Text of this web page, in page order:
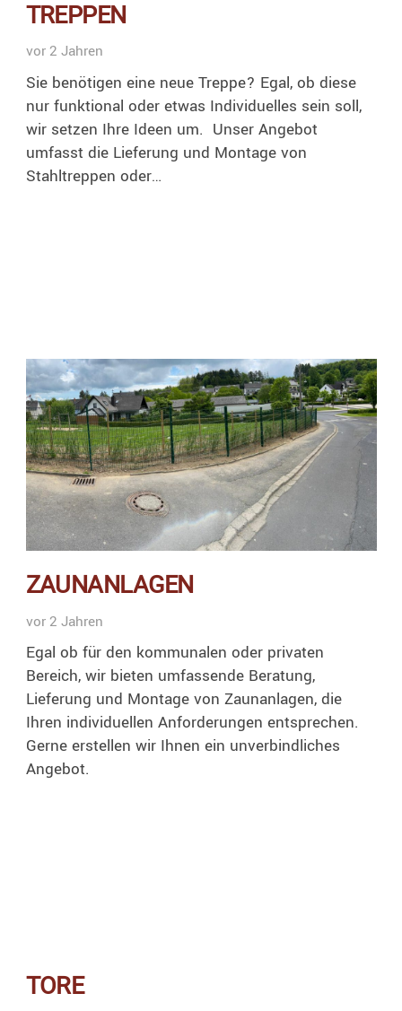
TREPPEN
vor 2 Jahren
Sie benötigen eine neue Treppe? Egal, ob diese
nur funktional oder etwas Individuelles sein soll,
wir setzen Ihre Ideen um. Unser Angebot
umfasst die Lieferung und Montage von
Stahltreppen oder…
ZAUNANLAGEN
vor 2 Jahren
Egal ob für den kommunalen oder privaten
Bereich, wir bieten umfassende Beratung,
Lieferung und Montage von Zaunanlagen, die
Ihren individuellen Anforderungen entsprechen.
Gerne erstellen wir Ihnen ein unverbindliches
Angebot.
TORE